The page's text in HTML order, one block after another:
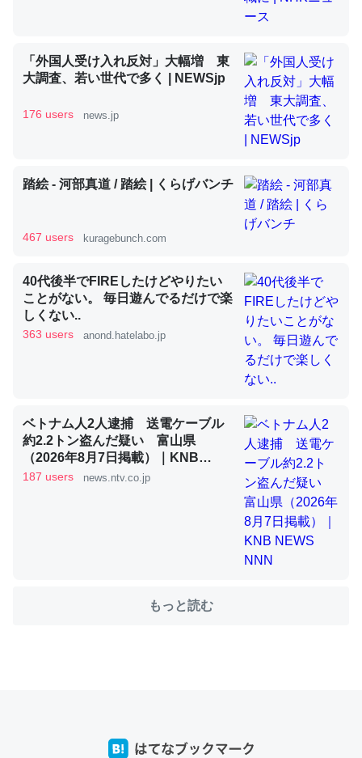
昆虫ってカルシウム少ないのか。知らんかった。調べたら
コオロギのカルシウム分はエビの600分の1程度。
─ニュース :: 【研究発表】昆虫学の大問題＝「昆虫はなぜ海にいな
利だから両方が拮抗してるのでは」とあって面白い。海に
いる鋏角類（カブトガニ・ウミグモ）はカルシウムを使わ
ずキチンを強化してる筈だが、酵素が違うのか？
─ニュース :: 【研究発表】昆虫学の大問題＝「昆虫はなぜ海にいな
これを元に考えるとカルシウムを大量に使う脊椎動物と貝
類は苦労してるんだな…。腹足類だと殻を無くしてナメク
─ニュース :: 【研究発表】昆虫学の大問題＝「昆虫はなぜ海にいな
「外国人受け入れ反対」大幅増 東
大調査、若い世代で多く | NEWSjp
176 users news.jp
踏絵 - 河部真道 / 踏絵 | くらげバンチ
467 users kuragebunch.com
40代後半でFIREしたけどやりたい
ことがない。 毎日遊んでるだけで楽
しくない..
363 users anond.hatelabo.jp
ベトナム人2人逮捕 送電ケーブル
約2.2トン盗んだ疑い 富山県
（2026年8月7日掲載）｜KNB
NEWS NNN
187 users news.ntv.co.jp
もっと読む